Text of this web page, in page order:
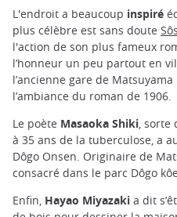
L'endroit a beaucoup inspiré
plus célèbre est sans doute
l'action de son plus fameux
l’honneur un peu partout en
l’ancienne gare de
l’ambiance du roman de 1906.
Le poète Masaoka Shiki, sorte
à 35 ans de la tuberculose, a
Dôgo Onsen. Originaire de
consacré dans le parc Dôgo
Enfin, Hayao Miyazaki a dit